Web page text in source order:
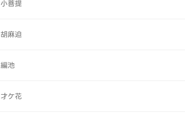
小菩提
胡麻迫
編池
才ケ花